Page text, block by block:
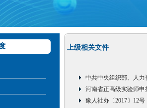
上级相关文件
中共中央组织部、人
河南省正高级实验师
豫人社办〔2017〕12